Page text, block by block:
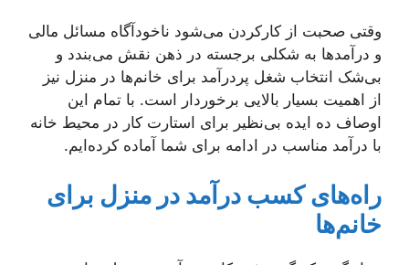
وقتی صحبت از کارکردن می‌شود ناخودآگاه مسائل مالی
و درآمدها به شکلی برجسته در ذهن نقش می‌بندد و
بی‌شک انتخاب شغل پردرآمد برای خانم‌ها در منزل نیز
از اهمیت بسیار بالایی برخوردار است. با تمام این
اوصاف ده ایده بی‌نظیر برای استارت کار در محیط خانه
با درآمد مناسب در ادامه برای شما آماده کرده‌ایم.
راه‌های کسب درآمد در منزل برای
خانم‌ها